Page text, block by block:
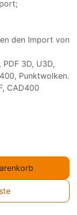
den Import von
3D, U3D,
Punktwolken.
CAD400